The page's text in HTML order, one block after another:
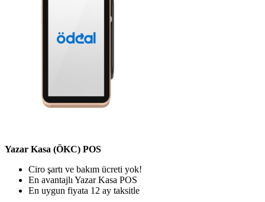
Yazar Kasa (ÖKC) POS
Ciro şartı ve bakım ücreti yok!
En avantajlı Yazar Kasa POS
En uygun fiyata 12 ay taksitle